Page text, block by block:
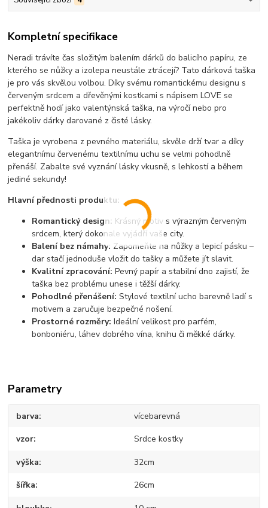
Kompletní specifikace
Neradi trávíte čas složitým balením dárků do balicího papíru, ze
kterého se nůžky a izolepa neustále ztrácejí? Tato dárková taška
je pro vás skvělou volbou. Díky svému romantickému designu s
červeným srdcem a dřevěnými kostkami s nápisem LOVE se
perfektně hodí jako valentýnská taška, na výročí nebo pro
jakékoliv dárky darované z čisté lásky.
Taška je vyrobena z pevného materiálu, skvěle drží tvar a díky
elegantnímu červenému textilnímu uchu se velmi pohodlně
přenáší. Zabalte své vyznání lásky vkusně, s lehkostí a během
jediné sekundy!
Hlavní přednosti produktu:
Romantický design: Krásný motiv s výrazným červeným
srdcem, který dokonale vyjádří vaše city.
Balení bez námahy: Zapomeňte na nůžky a lepicí pásku –
dar stačí jednoduše vložit do tašky a můžete jít slavit.
Kvalitní zpracování: Pevný papír a stabilní dno zajistí, že
taška bez problému unese i těžší dárky.
Pohodlné přenášení: Stylové textilní ucho barevně ladí s
motivem a zaručuje bezpečné nošení.
Prostorné rozměry: Ideální velikost pro parfém,
bonboniéru, láhev dobrého vína, knihu či měkké dárky.
Parametry
barva vícebarevná
vzor Srdce kostky
výška 32cm
šířka 26cm